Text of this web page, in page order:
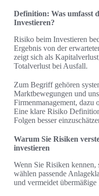
Definition: Was umfasst
Investieren?
Risiko beim Investieren
Ergebnis von der
zeigt sich als
Totalverlust bei Ausfall.
Zum Begriff gehören
Marktbewegungen und
Firmenmanagement, dazu
Eine klare Risiko
Folgen besser
Warum Sie Risiken
investieren
Wenn Sie Risiken kennen,
wählen passende
und vermeidet übermäßige